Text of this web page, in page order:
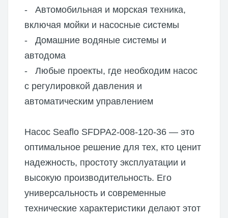
- Автомобильная и морская техника,
включая мойки и насосные системы
- Домашние водяные системы и
автодома
- Любые проекты, где необходим насос
с регулировкой давления и
автоматическим управлением
Насос Seaflo SFDPA2-008-120-36 — это
оптимальное решение для тех, кто ценит
надежность, простоту эксплуатации и
высокую производительность. Его
универсальность и современные
технические характеристики делают этот